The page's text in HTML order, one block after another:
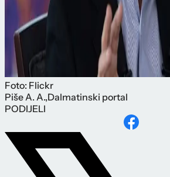
Foto: Flickr
PišeA. A.,Dalmatinski portal
PODIJELI